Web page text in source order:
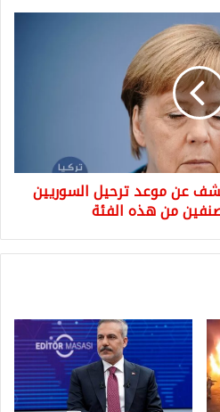
عن موعد ترحيل السوريين
من هذه الفئة